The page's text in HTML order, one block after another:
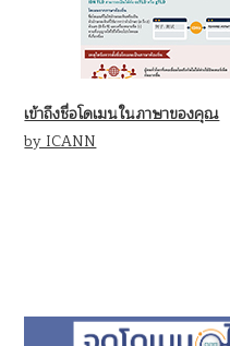
เข้าถึงชื่อโดเมนในภาษาของคุณ
by ICANN